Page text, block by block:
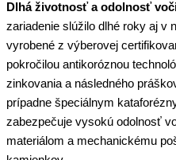
Dlhá životnosť a odolnosť
zariadenie slúžilo dlhé roky aj v
vyrobené z výberovej
pokročilou antikoróznou
zinkovania a následného
prípadne špeciálnym
zabezpečuje vysokú odolnosť
materiálom a mechanickému